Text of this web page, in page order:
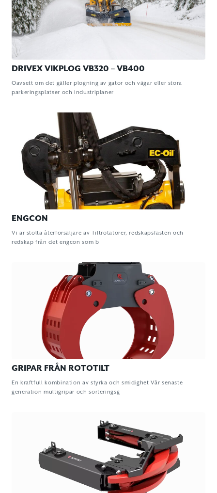
DRIVEX VIKPLOG VB320 – VB400
Oavsett om det gäller plogning av gator och vägar eller stora
parkeringsplatser och industriplaner
ENGCON
Vi är stolta återförsäljare av Tiltrotatorer, redskapsfästen och
redskap från det engcon som b
GRIPAR FRÅN ROTOTILT
En kraftfull kombination av styrka och smidighet Vår senaste
generation multigripar och sorteringsg